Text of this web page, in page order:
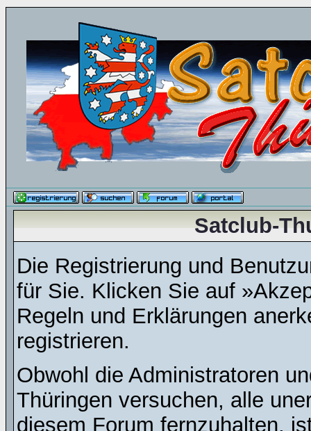
Satclub-
Die Registrierung und
für Sie. Klicken Sie auf
Regeln und Erklärungen
registrieren.
Obwohl die Administratoren
Thüringen versuchen, alle
diesem Forum fernzuhalten,